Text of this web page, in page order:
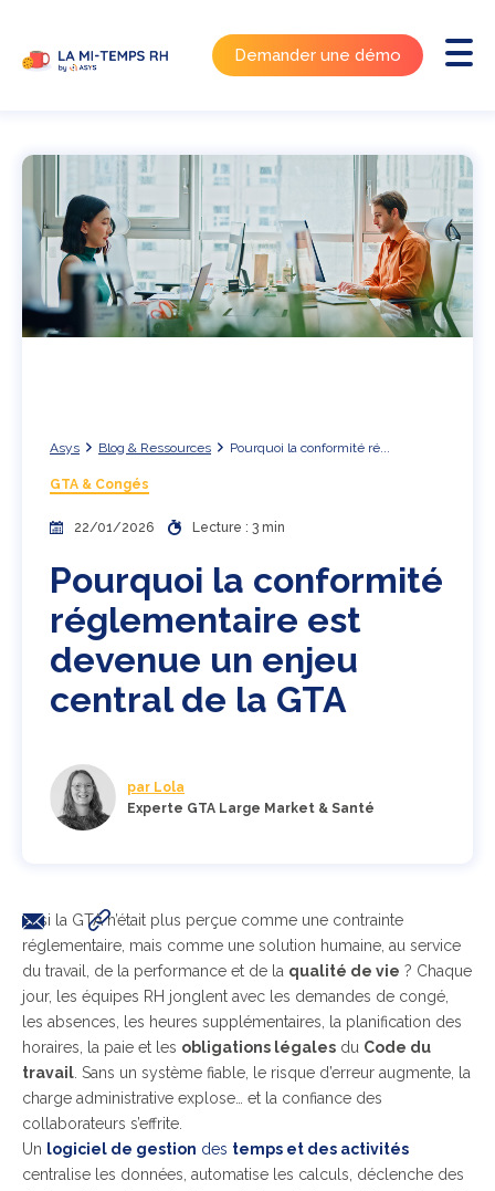
Demander une démo
Asys Blog & Ressources Pourquoi la conformité ré...
GTA & Congés
22/01/2026 Lecture : 3 min
Pourquoi la conformité
réglementaire est
devenue un enjeu
central de la GTA
par Lola
Experte GTA Large Market & Santé
Et si la GTA n’était plus perçue comme une contrainte
réglementaire, mais comme une solution humaine, au service
du travail, de la performance et de la qualité de vie ? Chaque
jour, les équipes RH jonglent avec les demandes de congé,
les absences, les heures supplémentaires, la planification des
horaires, la paie et les obligations légales du Code du
travail . Sans un système fiable, le risque d’erreur augmente, la
charge administrative explose… et la confiance des
collaborateurs s’effrite.
Un logiciel de gestion des temps et des activités
centralise les données, automatise les calculs, déclenche des